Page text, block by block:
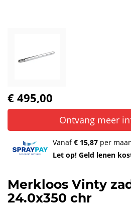
€ 495,00
Ontvang meer
Vanaf€ 15,87 per
Let op! Geld lenen
Merkloos Vinty
24.0x350 chr